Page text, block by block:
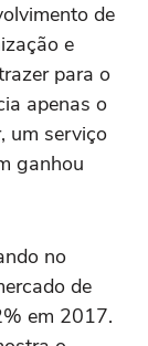
de
e
para o
apenas o
um serviço
ganhou
no
de
em 2017.